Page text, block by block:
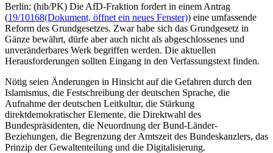
Berlin: (hib/PK) Die AfD-Fraktion fordert in einem Antrag
(19/10168(Dokument, öffnet ein neues Fenster)) eine umfassende
Reform des Grundgesetzes. Zwar habe sich das Grundgesetz in
Gänze bewährt, dürfe aber auch nicht als abgeschlossenes und
unveränderbares Werk begriffen werden. Die aktuellen
Herausforderungen sollten Eingang in den Verfassungstext finden.
Nötig seien Änderungen in Hinsicht auf die Gefahren durch den
Islamismus, die Festschreibung der deutschen Sprache, die
Aufnahme der deutschen Leitkultur, die Stärkung
direktdemokratischer Elemente, die Direktwahl des
Bundespräsidenten, die Neuordnung der Bund-Länder-
Beziehungen, die Begrenzung der Amtszeit des Bundeskanzlers, das
Prinzip der Gewaltenteilung und die Digitalisierung.